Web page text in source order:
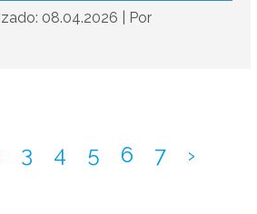
08.04.2026
Por
3 4 5 6 7 ›